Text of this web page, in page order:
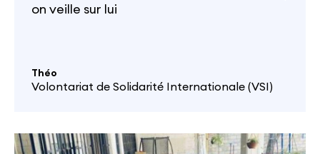
on veille sur lui
Théo
Volontariat de Solidarité Internationale (VSI)